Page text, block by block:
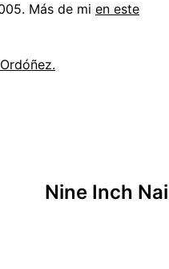
Más de mi en este
Nine Inch